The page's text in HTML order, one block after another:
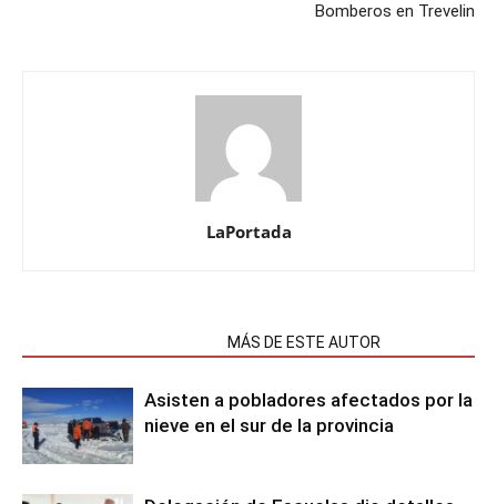
Bomberos en Trevelin
LaPortada
MÁS DE ESTE AUTOR
Asisten a pobladores afectados por la
nieve en el sur de la provincia